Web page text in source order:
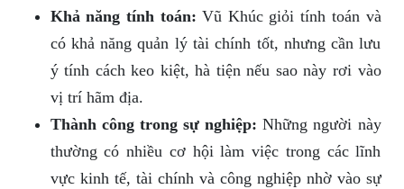
Khả năng tính toán: Vũ Khúc giỏi tính toán và
có khả năng quản lý tài chính tốt, nhưng cần lưu
ý tính cách keo kiệt, hà tiện nếu sao này rơi vào
vị trí hãm địa.
Thành công trong sự nghiệp: Những người này
thường có nhiều cơ hội làm việc trong các lĩnh
vực kinh tế, tài chính và công nghiệp nhờ vào sự